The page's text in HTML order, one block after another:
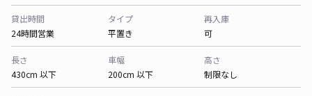
貸出時間
24時間営業
タイプ
平置き
再入庫
可
長さ
430cm 以下
車幅
200cm 以下
高さ
制限なし